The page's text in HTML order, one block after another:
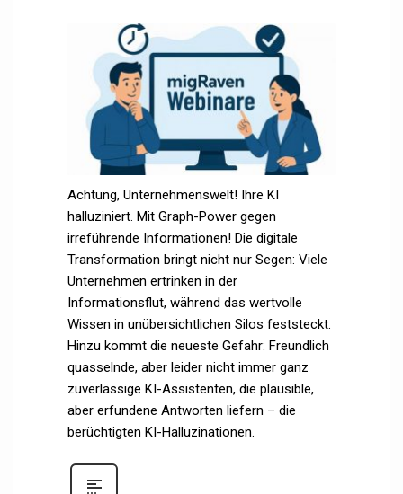
Achtung, Unternehmenswelt! Ihre KI
halluziniert. Mit Graph-Power gegen
irreführende Informationen! Die digitale
Transformation bringt nicht nur Segen: Viele
Unternehmen ertrinken in der
Informationsflut, während das wertvolle
Wissen in unübersichtlichen Silos feststeckt.
Hinzu kommt die neueste Gefahr: Freundlich
quasselnde, aber leider nicht immer ganz
zuverlässige KI-Assistenten, die plausible,
aber erfundene Antworten liefern – die
berüchtigten KI-Halluzinationen.